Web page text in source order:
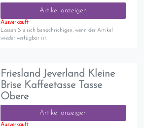
Artikel anzeigen
Ausverkauft
Lassen Sie sich benachrichigen, wenn der Artikel
wieder verfügbar ist.
Friesland Jeverland Kleine
Brise Kaffeetasse Tasse
Obere
Artikel anzeigen
Ausverkauft